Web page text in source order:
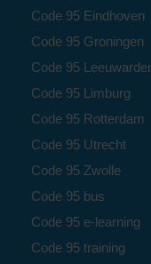
Code 95 Eindhoven
Code 95 Groningen
Code 95
Code 95 Limburg
Code 95 Rotterdam
Code 95 Utrecht
Code 95 Zwolle
Code 95 bus
Code 95 e-learning
Code 95 training